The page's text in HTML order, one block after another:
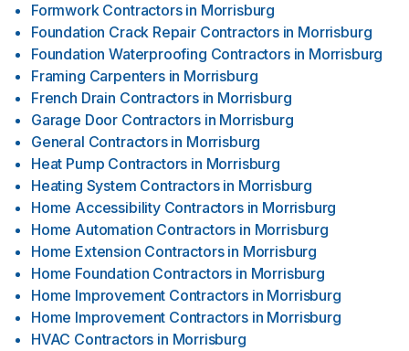
Formwork Contractors in Morrisburg
Foundation Crack Repair Contractors in Morrisburg
Foundation Waterproofing Contractors in Morrisburg
Framing Carpenters in Morrisburg
French Drain Contractors in Morrisburg
Garage Door Contractors in Morrisburg
General Contractors in Morrisburg
Heat Pump Contractors in Morrisburg
Heating System Contractors in Morrisburg
Home Accessibility Contractors in Morrisburg
Home Automation Contractors in Morrisburg
Home Extension Contractors in Morrisburg
Home Foundation Contractors in Morrisburg
Home Improvement Contractors in Morrisburg
Home Improvement Contractors in Morrisburg
HVAC Contractors in Morrisburg